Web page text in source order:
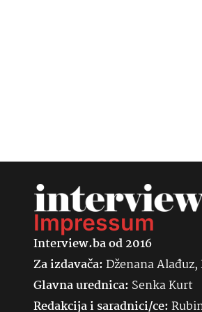
Impressum
Interview.ba od 2016
Za izdavača:Dženana Alađuz,
Glavna urednica: SenkaKurt
Redakcija i saradnici/ce: